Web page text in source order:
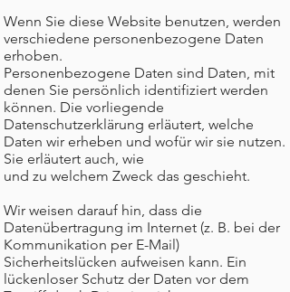
Wenn Sie diese Website benutzen, werden
verschiedene personenbezogene Daten
erhoben.
Personenbezogene Daten sind Daten, mit
denen Sie persönlich identifiziert werden
können. Die vorliegende
Datenschutzerklärung erläutert, welche
Daten wir erheben und wofür wir sie nutzen.
Sie erläutert auch, wie
und zu welchem Zweck das geschieht.
Wir weisen darauf hin, dass die
Datenübertragung im Internet (z. B. bei der
Kommunikation per E-Mail)
Sicherheitslücken aufweisen kann. Ein
lückenloser Schutz der Daten vor dem